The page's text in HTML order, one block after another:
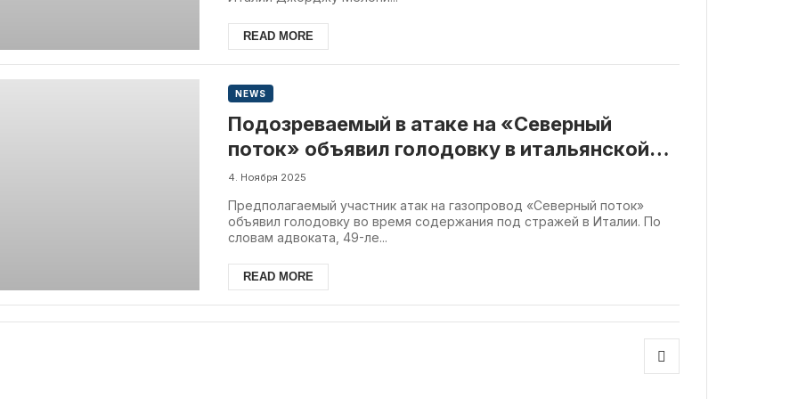
READ MORE
NEWS
Подозреваемый в атаке на «Северный
поток» объявил голодовку в итальянской
тюрьме
4. Ноября 2025
Предполагаемый участник атак на газопровод «Северный поток»
объявил голодовку во время содержания под стражей в Италии. По
словам адвоката, 49-ле...
READ MORE